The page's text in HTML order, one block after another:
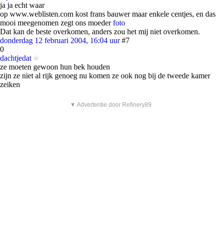
ja ja echt waar
op www.weblisten.com kost frans bauwer maar enkele centjes, en das
mooi meegenomen zegt ons moederfoto
Dat kan de beste overkomen, anders zou het mij niet overkomen.
donderdag 12 februari 2004, 16:04 uur #7
0
dachtjedat
ze moeten gewoon hun bek houden
zijn ze niet al rijk genoeg nu komen ze ook nog bij de tweede kamer
zeiken
▼ Advertentie door Refinery89